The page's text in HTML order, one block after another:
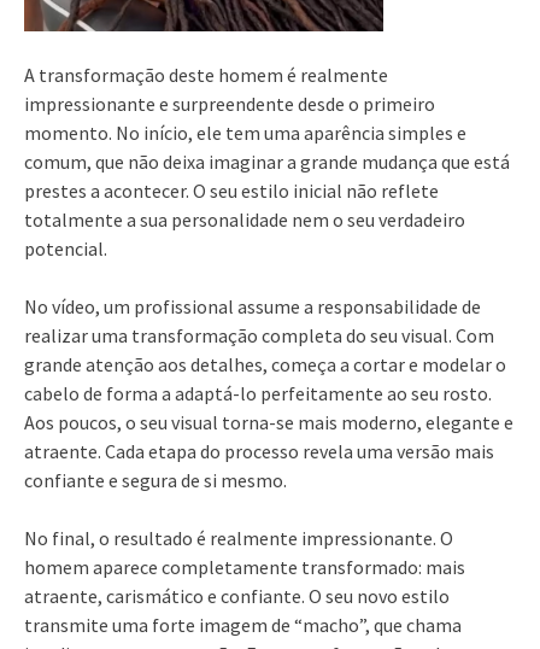
A transformação deste homem é realmente
impressionante e surpreendente desde o primeiro
momento. No início, ele tem uma aparência simples e
comum, que não deixa imaginar a grande mudança que está
prestes a acontecer. O seu estilo inicial não reflete
totalmente a sua personalidade nem o seu verdadeiro
potencial.
No vídeo, um profissional assume a responsabilidade de
realizar uma transformação completa do seu visual. Com
grande atenção aos detalhes, começa a cortar e modelar o
cabelo de forma a adaptá-lo perfeitamente ao seu rosto.
Aos poucos, o seu visual torna-se mais moderno, elegante e
atraente. Cada etapa do processo revela uma versão mais
confiante e segura de si mesmo.
No final, o resultado é realmente impressionante. O
homem aparece completamente transformado: mais
atraente, carismático e confiante. O seu novo estilo
transmite uma forte imagem de “macho”, que chama